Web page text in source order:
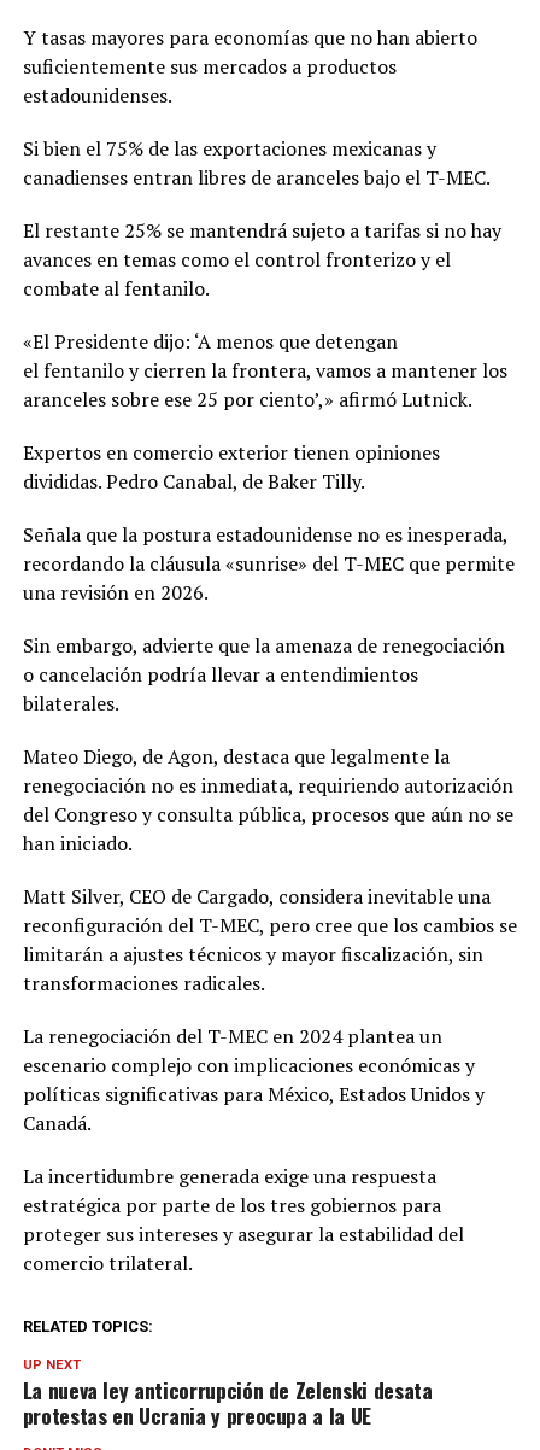
Y tasas mayores para economías que no han abierto
suficientemente sus mercados a productos
estadounidenses.
Si bien el 75% de las exportaciones mexicanas y
canadienses entran libres de aranceles bajo el T-MEC.
El restante 25% se mantendrá sujeto a tarifas si no hay
avances en temas como el control fronterizo y el
combate al fentanilo.
«El Presidente dijo: ‘A menos que detengan
el fentanilo y cierren la frontera, vamos a mantener los
aranceles sobre ese 25 por ciento’,» afirmó Lutnick.
Expertos en comercio exterior tienen opiniones
divididas. Pedro Canabal, de Baker Tilly.
Señala que la postura estadounidense no es inesperada,
recordando la cláusula «sunrise» del T-MEC que permite
una revisión en 2026.
Sin embargo, advierte que la amenaza de renegociación
o cancelación podría llevar a entendimientos
bilaterales.
Mateo Diego, de Agon, destaca que legalmente la
renegociación no es inmediata, requiriendo autorización
del Congreso y consulta pública, procesos que aún no se
han iniciado.
Matt Silver, CEO de Cargado, considera inevitable una
reconfiguración del T-MEC, pero cree que los cambios se
limitarán a ajustes técnicos y mayor fiscalización, sin
transformaciones radicales.
La renegociación del T-MEC en 2024 plantea un
escenario complejo con implicaciones económicas y
políticas significativas para México, Estados Unidos y
Canadá.
La incertidumbre generada exige una respuesta
estratégica por parte de los tres gobiernos para
proteger sus intereses y asegurar la estabilidad del
comercio trilateral.
RELATED TOPICS:
UP NEXT
La nueva ley anticorrupción de Zelenski desata
protestas en Ucrania y preocupa a la UE